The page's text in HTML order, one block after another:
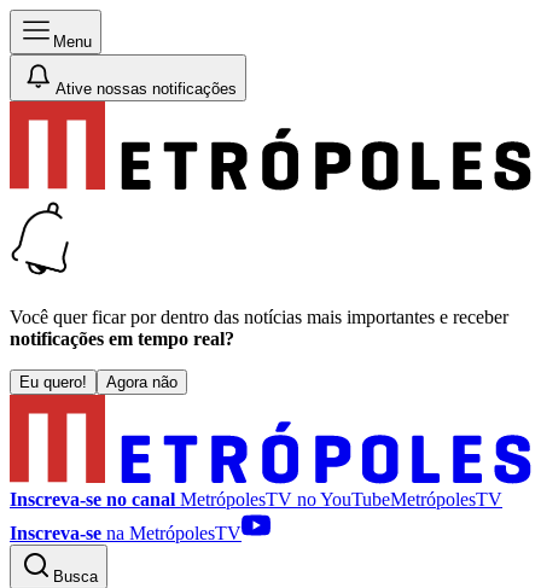
Menu
Ative nossas notificações
Você quer ficar por dentro das notícias mais importantes e receber
notificações em tempo real?
Eu quero! Agora não
Inscreva-se no canal MetrópolesTV noYouTubeMetrópolesTV
Inscreva-se na MetrópolesTV
Busca